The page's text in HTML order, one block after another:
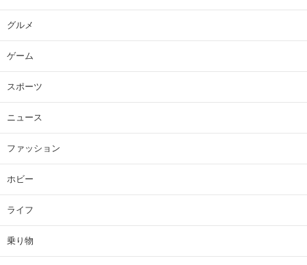
グルメ
ゲーム
スポーツ
ニュース
ファッション
ホビー
ライフ
乗り物